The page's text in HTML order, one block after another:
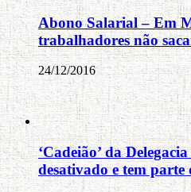
Abono Salarial – Em
trabalhadores não
24/12/2016
‘Cadeião’ da
desativado e tem parte